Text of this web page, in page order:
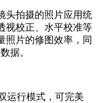
头拍摄的照片应用统
视校正、水平校准等
照片的修图效率，同
据。
运行模式，可完美